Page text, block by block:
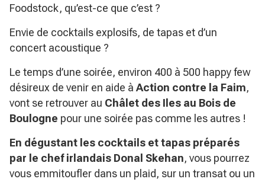
Foodstock, qu’est-ce que c’est ?
Envie de cocktails explosifs, de tapas et d’un
concert acoustique ?
Le temps d’une soirée, environ 400 à 500 happy few
désireux de venir en aide à Action contre la Faim,
vont se retrouver au Châlet des Iles au Bois de
Boulogne pour une soirée pas comme les autres !
En dégustant les cocktails et tapas préparés
par le chef irlandais Donal Skehan, vous pourrez
vous emmitoufler dans un plaid, sur un transat ou un